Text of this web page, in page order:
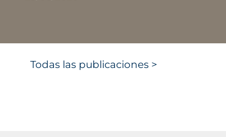
Todas las publicaciones >